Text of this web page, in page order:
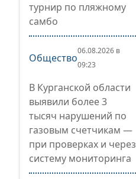
турнир по пляжному
самбо
Общество
06.08.2026 в
09:23
В Курганской области
выявили более 3
тысяч нарушений по
газовым счетчикам —
при проверках и через
систему мониторинга